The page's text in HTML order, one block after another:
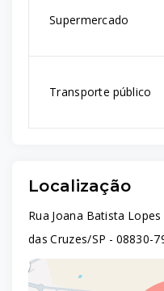
Supermercado
Transporte público
Localização
Rua Joana Batista
das Cruzes/SP - 08830-